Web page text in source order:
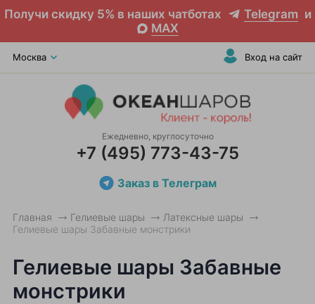
Получи скидку 5% в наших чатботах Telegram и
MAX
Москва Вход на сайт
Ежедневно, круглосуточно
+7 (495) 773-43-75
Заказ в Телеграм
Главная Гелиевые шары
Латексные шары
Гелиевые шары Забавные монстрики
Гелиевые шары Забавные
монстрики